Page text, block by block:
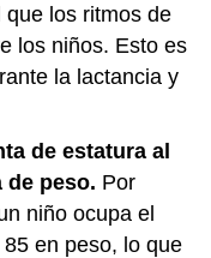
los ritmos de
los niños. Esto es
la lactancia y
de estatura al
de peso. Por
niño ocupa el
en peso, lo que